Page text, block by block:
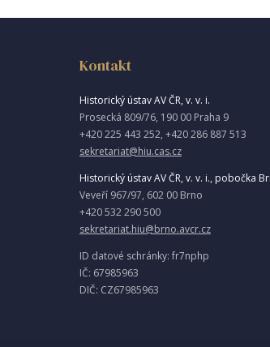
Kontakt
Historický ústav AV ČR, v. v. i.
Prosecká 809/76, 190 00 Praha 9
+420 225 443 252, +420 286 887 513
sekretariat@hiu.cas.cz
Historický ústav AV ČR, v. v. i., pobočka
Veveří 967/97, 602 00 Brno
+420 532 290 500
sekretariat.hiu@brno.avcr.cz
ID datové schránky: fr7nphp
IČ: 67985963
DIČ: CZ67985963